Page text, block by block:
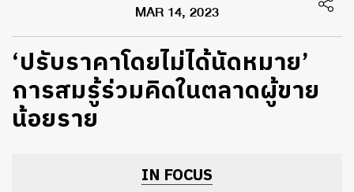
MAR 14, 2023
‘ปรับราคาโดยไม่ได้นัดหมาย’
การสมรู้ร่วมคิดในตลาดผู้ขาย
น้อยราย
IN FOCUS